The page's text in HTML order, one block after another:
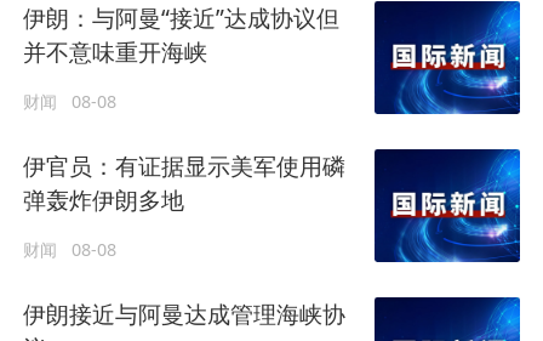
伊朗：与阿曼“接近”达成协议但
并不意味重开海峡
财闻 08-08
伊官员：有证据显示美军使用磷
弹轰炸伊朗多地
财闻 08-08
伊朗接近与阿曼达成管理海峡协